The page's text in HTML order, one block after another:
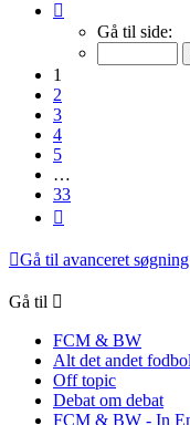
Gå til side:
1
2
3
4
5
…
33
Gå til avanceret søgning
Gå til
FCM & BW
Alt det andet
Off topic
Debat om debat
FCM & BW - In